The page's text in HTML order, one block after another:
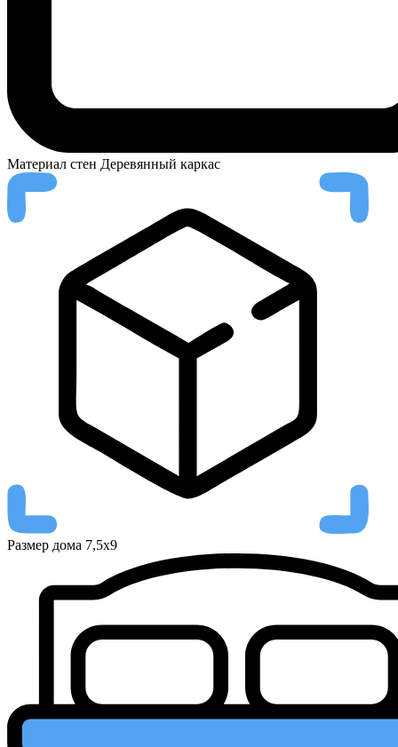
Материал стен Деревянный каркас
Размер дома 7,5х9